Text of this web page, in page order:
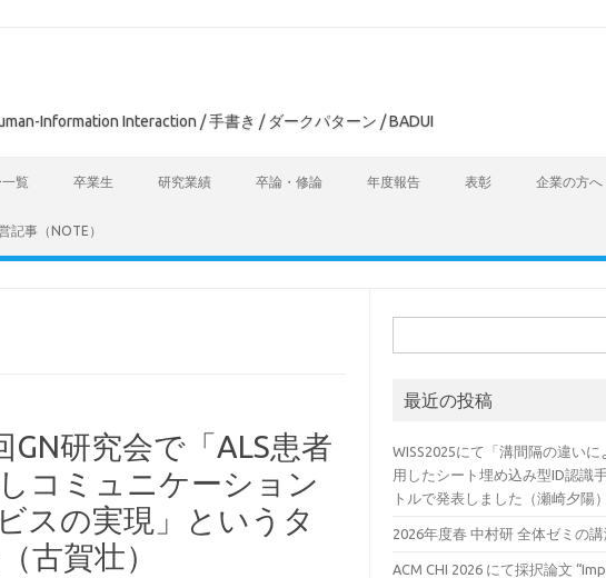
Information Interaction / 手書き / ダークパターン / BADUI
一覧 卒業生 研究業績 卒論・修論 年度報告 表彰 企業の方へ
記事（NOTE）
研究会で「ALS患者
コミュニケーション
スの実現」というタ
古賀壮）
索:
最近の投稿
WISS2025にて「溝間隔の違い
用したシート埋め込み型ID認識
トルで発表しました（瀬崎夕陽）
2026年度春 中村研 全体ゼミの
ACM CHI 2026 にて採択論文